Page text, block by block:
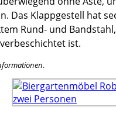
Das Klappgestell hat
Rund- und
ist.